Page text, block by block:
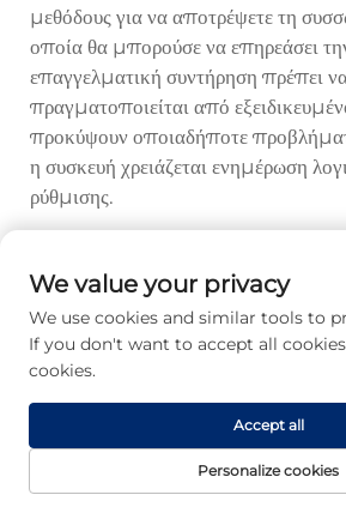
μεθόδους για να αποτρέψετε τη
οποία θα μπορούσε να επηρεάσει
επαγγελματική συντήρηση πρέπει
πραγματοποιείται από
προκύψουν οποιαδήποτε
η συσκευή χρειάζεται ενημέρωση
ρύθμισης.
Προηγούμενο:Μπορεί ένας PLC διαχωριστής 1x64 να υποστηρίξει
Επόμενο:Μπορεί ένας ONT Wi-Fi 6 να εξαλείψει την
We value your privacy
We use cookies and similar tools to
If you don't want to accept all
cookies.
Personalize cookies
Accept all